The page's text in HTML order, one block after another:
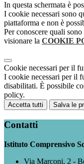
In questa schermata è
I cookie necessari sono
piattaforma e non è
Per conoscere quali
visionare la COOKIE
Cookie necessari per il
I cookie necessari per il
disabilitati. È possibile
policy.
Accetta tutti Salva le
Contatti
Istituto Comprensivo
Via Marconi, 2 -